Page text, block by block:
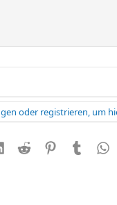
oder registrieren, um
LinkedIn
Reddit PinterestTumblr